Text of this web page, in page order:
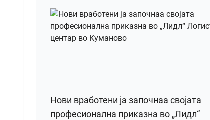
Нови вработени ја започнаа својата
професионална приказна во „Лидл“